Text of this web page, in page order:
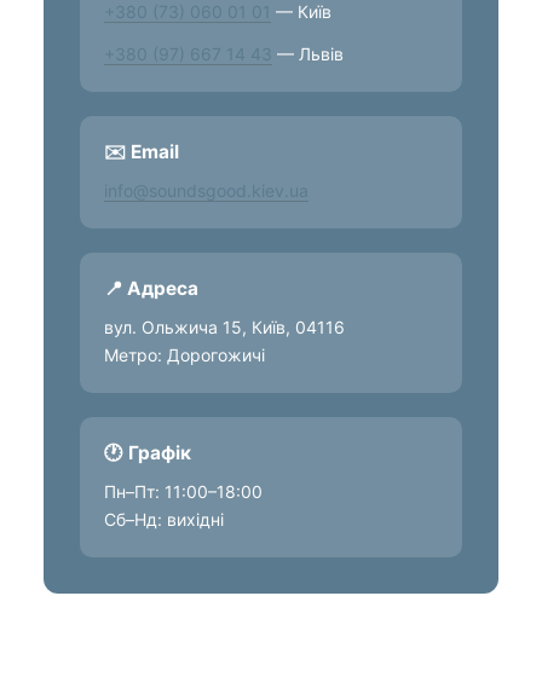
+380 (73) 060 01 01 — Київ
+380 (97) 667 14 43 — Львів
✉️ Email
info@soundsgood.kiev.ua
📍 Адреса
вул. Ольжича 15, Київ, 04116
Метро: Дорогожичі
🕐 Графік
Пн–Пт: 11:00–18:00
Сб–Нд: вихідні